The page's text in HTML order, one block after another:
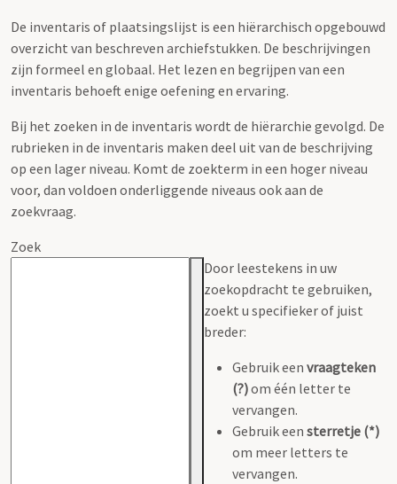
De inventaris of plaatsingslijst is een hiërarchisch opgebouwd
overzicht van beschreven archiefstukken. De beschrijvingen
zijn formeel en globaal. Het lezen en begrijpen van een
inventaris behoeft enige oefening en ervaring.
Bij het zoeken in de inventaris wordt de hiërarchie gevolgd. De
rubrieken in de inventaris maken deel uit van de beschrijving
op een lager niveau. Komt de zoekterm in een hoger niveau
voor, dan voldoen onderliggende niveaus ook aan de
zoekvraag.
Zoek
Door leestekens in uw
zoekopdracht te gebruiken,
zoekt u specifieker of juist
breder:
Gebruik een vraagteken
(?)om één letter te
vervangen.
Gebruik een sterretje (*)
om meer letters te
vervangen.